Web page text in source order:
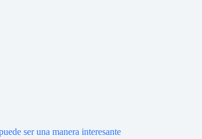
ser una manera interesante